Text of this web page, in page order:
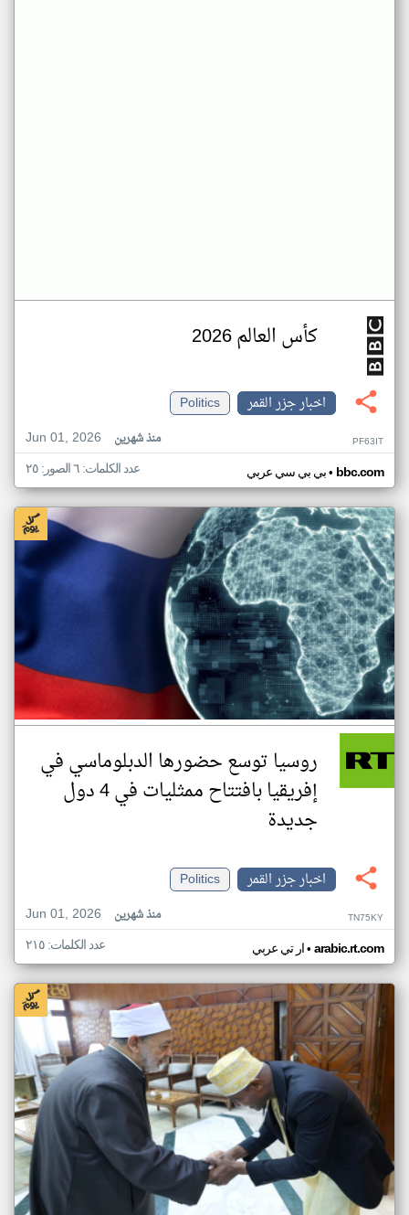
كأس العالم 2026
اخبار جزر القمر
Politics
Jun 01, 2026
منذ شهرين PF63IT
بي بي سي عربي• bbc.com عدد الكلمات: ٦ الصور: ٢٥
روسيا توسع حضورها الدبلوماسي في
إفريقيا بافتتاح ممثليات في 4 دول
جديدة
اخبار جزر القمر
Politics
Jun 01, 2026
منذ شهرين TN75KY
ار تي عربي• arabic.rt.com عدد الكلمات: ٢١٥